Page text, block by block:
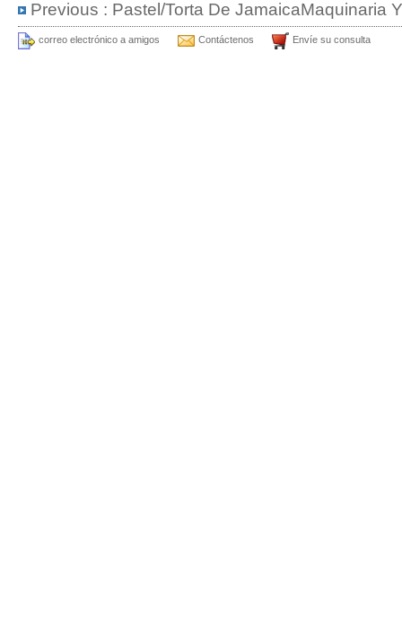
Previous : Pastel/Torta De JamaicaMaquinaria
correo electrónico a amigos Contáctenos Envíe su consulta